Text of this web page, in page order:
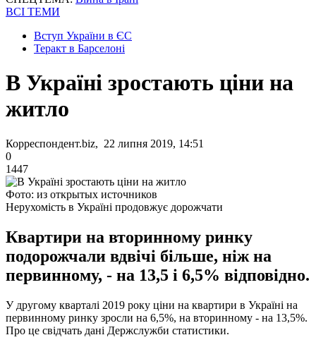
ВСІ ТЕМИ
Вступ України в ЄС
Теракт в Барселоні
В Україні зростають ціни на
житло
Корреспондент.biz, 22 липня 2019, 14:51
0
1447
Фото: из открытых источников
Нерухомість в Україні продовжує дорожчати
Квартири на вторинному ринку
подорожчали вдвічі більше, ніж на
первинному, - на 13,5 і 6,5% відповідно.
У другому кварталі 2019 року ціни на квартири в Україні на
первинному ринку зросли на 6,5%, на вторинному - на 13,5%.
Про це свідчать дані Держслужби статистики.